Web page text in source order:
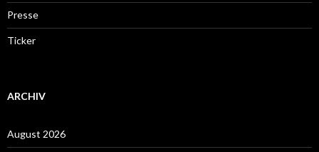
Presse
Ticker
ARCHIV
August 2026